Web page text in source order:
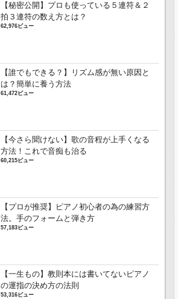
【秘密公開】プロも使っている５連符＆２
拍３連符の数え方とは？
62,976ビュー
【誰でもできる？】リズム感が無い原因と
は？簡単に養う方法
61,472ビュー
【今さら聞けない】歌の音程が上手くなる
方法！これで音痴も治る
60,215ビュー
【プロが推奨】ピアノ初心者の為の練習方
法。手のフォームと弾き方
57,183ビュー
【一生もの】教則本には書いてないピアノ
の運指の決め方の法則
53,316ビュー